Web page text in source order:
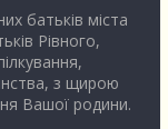
батьків міста
Рівного,
з щирою
Вашої родини.